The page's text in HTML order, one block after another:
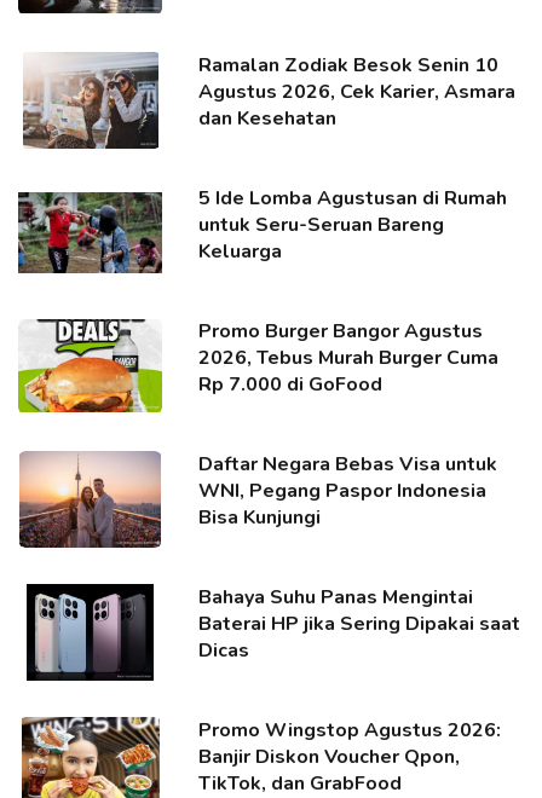
Ramalan Zodiak Besok Senin 10
Agustus 2026, Cek Karier, Asmara
dan Kesehatan
5 Ide Lomba Agustusan di Rumah
untuk Seru-Seruan Bareng
Keluarga
Promo Burger Bangor Agustus
2026, Tebus Murah Burger Cuma
Rp 7.000 di GoFood
Daftar Negara Bebas Visa untuk
WNI, Pegang Paspor Indonesia
Bisa Kunjungi
Bahaya Suhu Panas Mengintai
Baterai HP jika Sering Dipakai saat
Dicas
Promo Wingstop Agustus 2026:
Banjir Diskon Voucher Qpon,
TikTok, dan GrabFood